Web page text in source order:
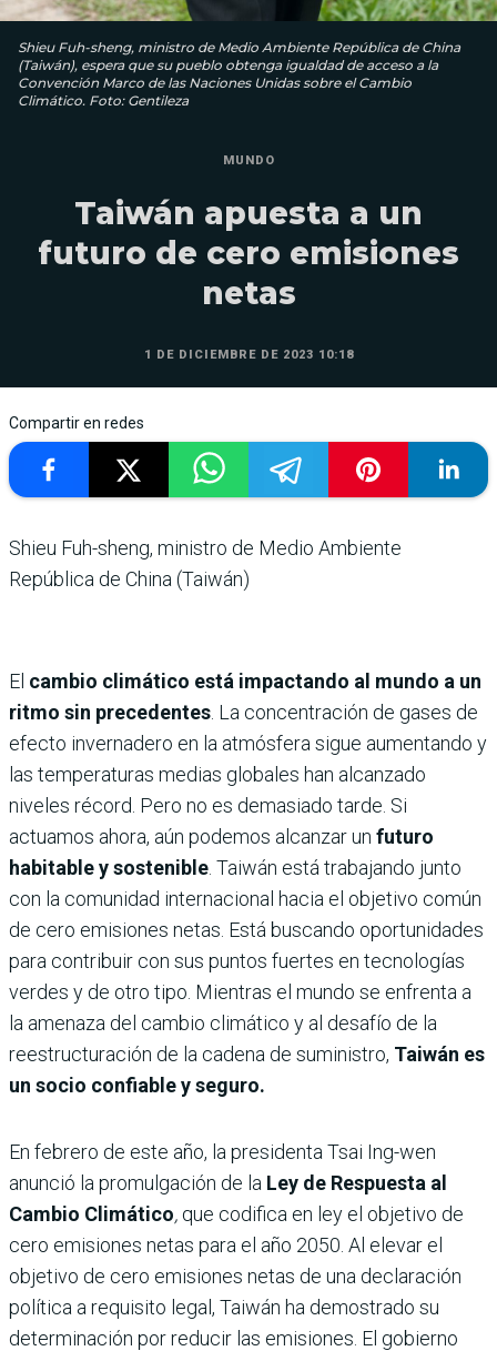
Shieu Fuh-sheng, ministro de Medio Ambiente República de China
(Taiwán), espera que su pueblo obtenga igualdad de acceso a la
Convención Marco de las Naciones Unidas sobre el Cambio
Climático. Foto: Gentileza
MUNDO
Taiwán apuesta a un
futuro de cero emisiones
netas
1 DE DICIEMBRE DE 2023 10:18
Compartir en redes
Shieu Fuh-sheng, ministro de Medio Ambiente
República de China (Taiwán)
El cambio climático está impactando al mundo a un
ritmo sin precedentes . La concentración de gases de
efecto invernadero en la atmósfera sigue aumentando y
las temperaturas medias globales han alcanzado
niveles récord. Pero no es demasiado tarde. Si
actuamos ahora, aún podemos alcanzar un futuro
habitable y sostenible . Taiwán está trabajando junto
con la comunidad internacional hacia el objetivo común
de cero emisiones netas. Está buscando oportunidades
para contribuir con sus puntos fuertes en tecnologías
verdes y de otro tipo. Mientras el mundo se enfrenta a
la amenaza del cambio climático y al desafío de la
reestructuración de la cadena de suministro, Taiwán es
un socio confiable y seguro.
En febrero de este año, la presidenta Tsai Ing-wen
anunció la promulgación de la Ley de Respuesta al
Cambio Climático, que codifica en ley el objetivo de
cero emisiones netas para el año 2050. Al elevar el
objetivo de cero emisiones netas de una declaración
política a requisito legal, Taiwán ha demostrado su
determinación por reducir las emisiones. El gobierno